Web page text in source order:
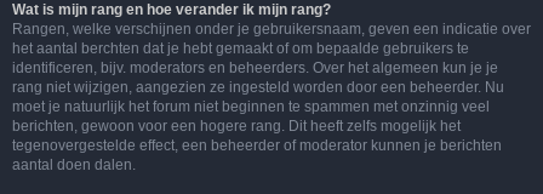
Wat is mijn rang en hoe verander ik mijn rang?
Rangen, welke verschijnen onder je gebruikersnaam, geven een indicatie over
het aantal berchten dat je hebt gemaakt of om bepaalde gebruikers te
identificeren, bijv. moderators en beheerders. Over het algemeen kun je je
rang niet wijzigen, aangezien ze ingesteld worden door een beheerder. Nu
moet je natuurlijk het forum niet beginnen te spammen met onzinnig veel
berichten, gewoon voor een hogere rang. Dit heeft zelfs mogelijk het
tegenovergestelde effect, een beheerder of moderator kunnen je berichten
aantal doen dalen.